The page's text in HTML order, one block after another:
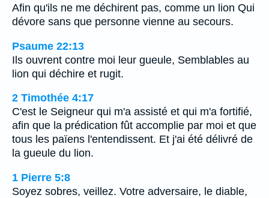
Afin qu'ils ne me déchirent pas, comme un lion Qui
dévore sans que personne vienne au secours.
Psaume 22:13
Ils ouvrent contre moi leur gueule, Semblables au
lion qui déchire et rugit.
2 Timothée 4:17
C'est le Seigneur qui m'a assisté et qui m'a fortifié,
afin que la prédication fût accomplie par moi et que
tous les païens l'entendissent. Et j'ai été délivré de
la gueule du lion.
1 Pierre 5:8
Soyez sobres, veillez. Votre adversaire, le diable,